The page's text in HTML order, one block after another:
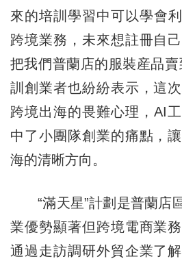
來的培訓學習中可以學會
跨境業務，未來想註冊自
把我們普蘭店的服裝産品
訓創業者也紛紛表示，這
跨境出海的畏難心理，AI
中了小團隊創業的痛點，
海的清晰方向。
“滿天星”計劃是普蘭店
業優勢顯著但跨境電商業
通過走訪調研外貿企業了